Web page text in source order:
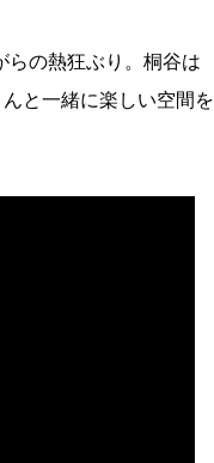
の熱狂ぶり。桐谷は
と一緒に楽しい空間を